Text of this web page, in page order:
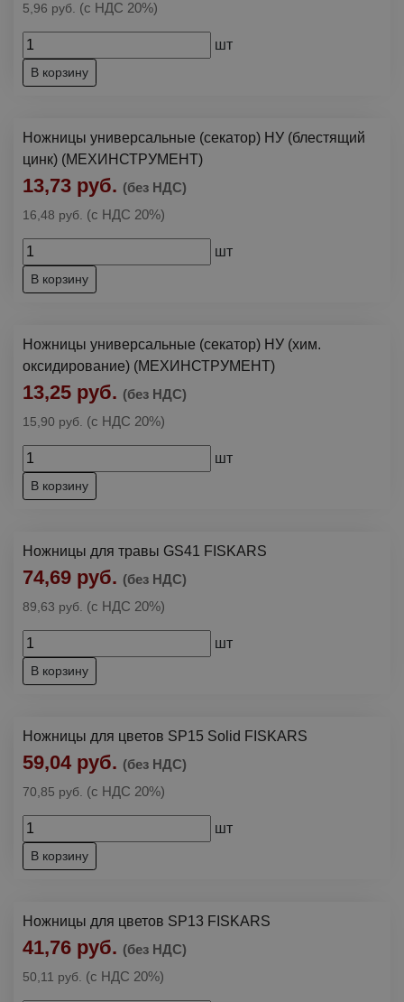
5,96 руб. (с НДС 20%)
шт
В корзину
Ножницы универсальные (секатор) НУ (блестящий
цинк) (МЕХИНСТРУМЕНТ)
13,73 руб. (без НДС)
16,48 руб. (с НДС 20%)
шт
В корзину
Ножницы универсальные (секатор) НУ (хим.
оксидирование) (МЕХИНСТРУМЕНТ)
13,25 руб. (без НДС)
15,90 руб. (с НДС 20%)
шт
В корзину
Ножницы для травы GS41 FISKARS
74,69 руб. (без НДС)
89,63 руб. (с НДС 20%)
шт
В корзину
Ножницы для цветов SP15 Solid FISKARS
59,04 руб. (без НДС)
70,85 руб. (с НДС 20%)
шт
В корзину
Ножницы для цветов SP13 FISKARS
41,76 руб. (без НДС)
50,11 руб. (с НДС 20%)